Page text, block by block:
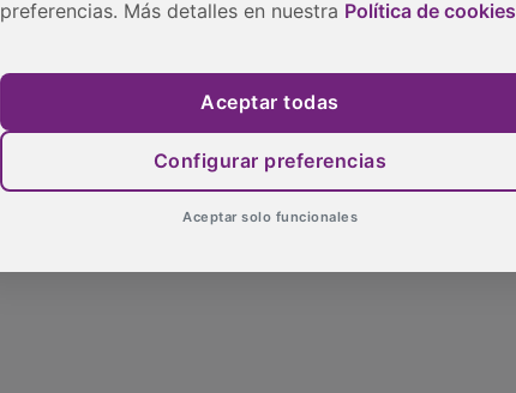
preferencias. Más detalles en nuestra Política de cookies
Aceptar todas
Configurar preferencias
Aceptar solo funcionales